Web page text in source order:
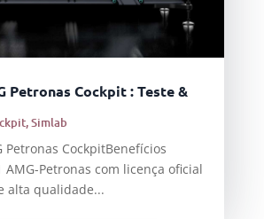
Petronas Cockpit : Teste &
,Simlab
Petronas CockpitBenefícios
AMG-Petronas com licença oficial
alta qualidade...